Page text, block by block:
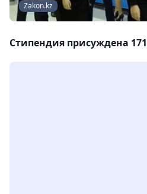
Zakon.kz
Стипендия присуждена